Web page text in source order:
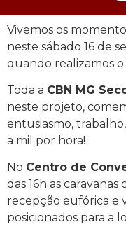
Vivemos os
neste sábado 16 de
quando realizamos o
Toda a CBN MG
neste projeto,
entusiasmo,
a mil por hora!
No Centro de
das 16h as
recepção eufórica e
posicionados para a